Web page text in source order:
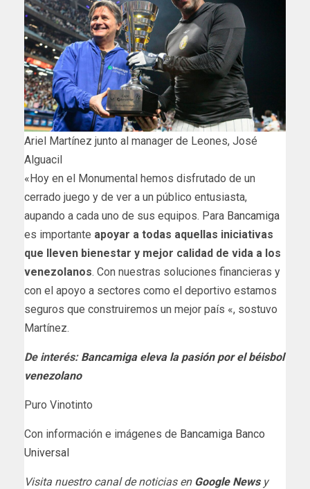
Ariel Martínez junto al manager de Leones, José
Alguacil
«Hoy en el Monumental hemos disfrutado de un
cerrado juego y de ver a un público entusiasta,
aupando a cada uno de sus equipos. Para Bancamiga
es importante apoyar a todas aquellas iniciativas
que lleven bienestar y mejor calidad de vida a los
venezolanos. Con nuestras soluciones financieras y
con el apoyo a sectores como el deportivo estamos
seguros que construiremos un mejor país «, sostuvo
Martínez.
De interés: Bancamiga eleva la pasión por el béisbol
venezolano
Puro Vinotinto
Con información e imágenes de Bancamiga Banco
Universal
Visita nuestro canal de noticias en Google Newsy